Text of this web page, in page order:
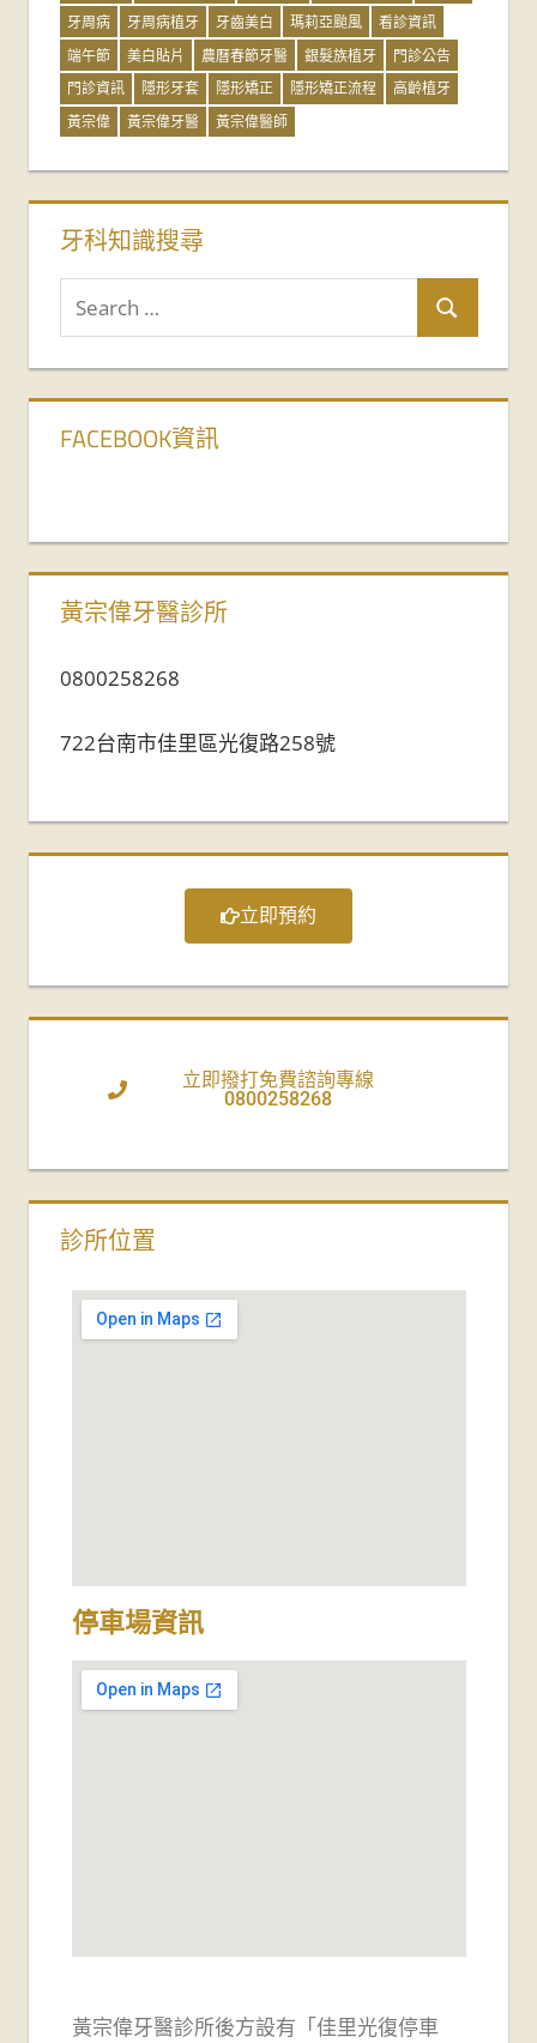
牙周病
牙周病植牙 牙齒美白 瑪莉亞颱風
看診資訊
端午節
美白貼片 農曆春節牙醫 銀髮族植牙
門診公告
門診資訊
隱形牙套 隱形矯正 隱形矯正流程
高齡植牙
黃宗偉
黃宗偉牙醫 黃宗偉醫師
牙科知識搜尋
FACEBOOK資訊
黃宗偉牙醫診所
0800258268
722台南市佳里區光復路258號
立即預約
立即撥打免費諮詢專線
0800258268
診所位置
停車場資訊
黃宗偉牙醫診所後方設有「佳里光復停車